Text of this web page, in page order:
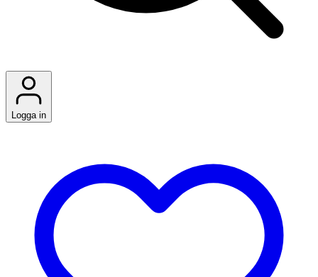
Logga in